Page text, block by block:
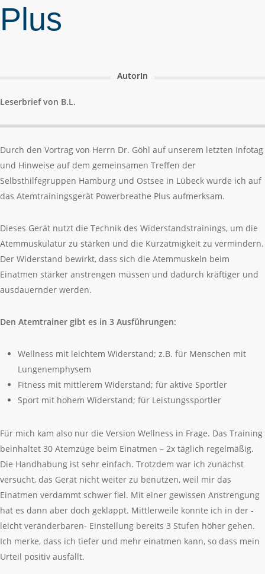
Plus
AutorIn
Leserbrief von B.L.
Durch den Vortrag von Herrn Dr. Göhl auf unserem letzten Infotag
und Hinweise auf dem gemeinsamen Treffen der
Selbsthilfegruppen Hamburg und Ostsee in Lübeck wurde ich auf
das Atemtrainingsgerät Powerbreathe Plus aufmerksam.
Dieses Gerät nutzt die Technik des Widerstandstrainings, um die
Atemmuskulatur zu stärken und die Kurzatmigkeit zu vermindern.
Der Widerstand bewirkt, dass sich die Atemmuskeln beim
Einatmen stärker anstrengen müssen und dadurch kräftiger und
ausdauernder werden.
Den Atemtrainer gibt es in 3 Ausführungen:
Wellness mit leichtem Widerstand; z.B. für Menschen mit
Lungenemphysem
Fitness mit mittlerem Widerstand; für aktive Sportler
Sport mit hohem Widerstand; für Leistungssportler
Für mich kam also nur die Version Wellness in Frage. Das Training
beinhaltet 30 Atemzüge beim Einatmen – 2x täglich regelmäßig.
Die Handhabung ist sehr einfach. Trotzdem war ich zunächst
versucht, das Gerät nicht weiter zu benutzen, weil mir das
Einatmen verdammt schwer fiel. Mit einer gewissen Anstrengung
hat es dann aber doch geklappt. Mittlerweile konnte ich in der -
leicht veränderbaren- Einstellung bereits 3 Stufen höher gehen.
Ich merke, dass ich tiefer und mehr einatmen kann, so dass mein
Urteil positiv ausfällt.